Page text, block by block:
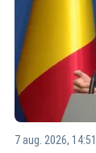
7 aug. 2026, 14:51